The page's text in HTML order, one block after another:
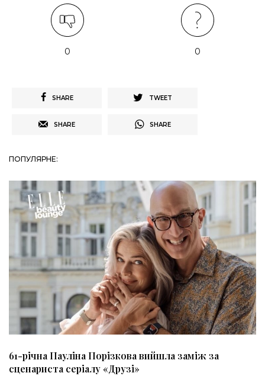
0 0
SHARE TWEET
SHARE SHARE
ПОПУЛЯРНЕ:
61-річна Пауліна Порізкова вийшла заміж за
сценариста серіалу «Друзі»